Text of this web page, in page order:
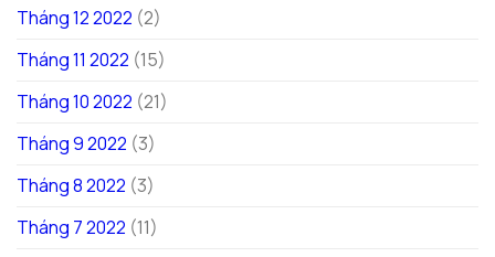
Tháng 12 2022 (2)
Tháng 11 2022 (15)
Tháng 10 2022 (21)
Tháng 9 2022 (3)
Tháng 8 2022 (3)
Tháng 7 2022 (11)